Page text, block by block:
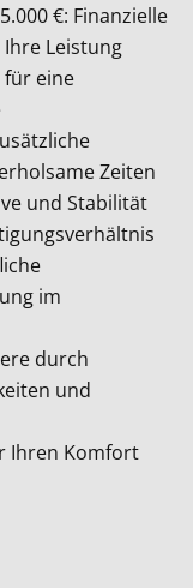
€: Finanzielle
Leistung
für eine
Zeiten
und Stabilität
im
durch
und
Ihren Komfort